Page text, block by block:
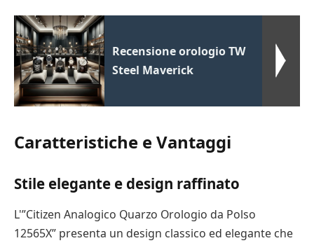
Recensione orologio TW
Steel Maverick
Caratteristiche e Vantaggi
Stile elegante e design raffinato
L'”Citizen Analogico Quarzo Orologio da Polso
12565X” presenta un design classico ed elegante che